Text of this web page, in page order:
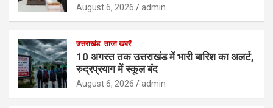
August 6, 2026 admin
उत्तराखंड ताजा खबरें
10 अगस्त तक उत्तराखंड में भारी बारिश का अलर्ट,
रुद्रप्रयाग में स्कूल बंद
August 6, 2026 admin